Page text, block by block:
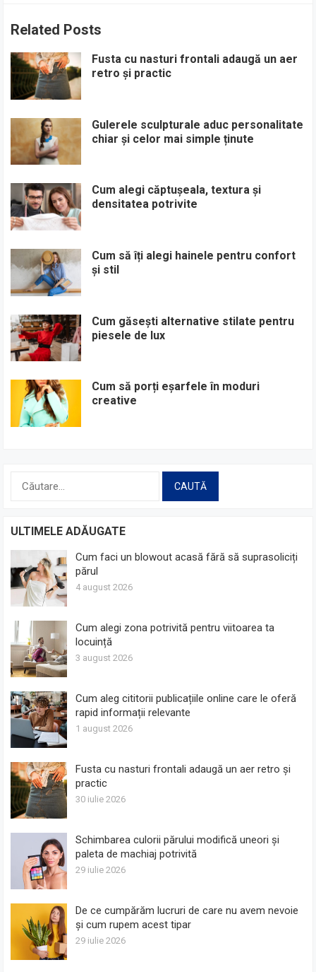
Related Posts
Fusta cu nasturi frontali adaugă un aer
retro și practic
Gulerele sculpturale aduc personalitate
chiar și celor mai simple ținute
Cum alegi căptușeala, textura și
densitatea potrivite
Cum să îți alegi hainele pentru confort
și stil
Cum găsești alternative stilate pentru
piesele de lux
Cum să porți eșarfele în moduri
creative
Caută
ULTIMELE ADĂUGATE
Cum faci un blowout acasă fără să suprasoliciți
părul
4 august 2026
Cum alegi zona potrivită pentru viitoarea ta
locuință
3 august 2026
Cum aleg cititorii publicațiile online care le oferă
rapid informații relevante
1 august 2026
Fusta cu nasturi frontali adaugă un aer retro și
practic
30 iulie 2026
Schimbarea culorii părului modifică uneori și
paleta de machiaj potrivită
29 iulie 2026
De ce cumpărăm lucruri de care nu avem nevoie
și cum rupem acest tipar
29 iulie 2026